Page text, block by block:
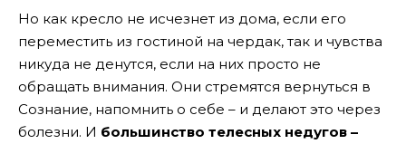
Но как кресло не исчезнет из дома, если его
переместить из гостиной на чердак, так и чувства
никуда не денутся, если на них просто не
обращать внимания. Они стремятся вернуться в
Сознание, напомнить о себе – и делают это через
болезни. И большинство телесных недугов –